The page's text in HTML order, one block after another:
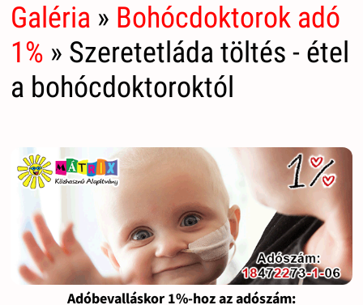
Galéria » Bohócdoktorok adó
1% » Szeretetláda töltés - étel
a bohócdoktoroktól
Adóbevalláskor 1%-hoz az adószám: